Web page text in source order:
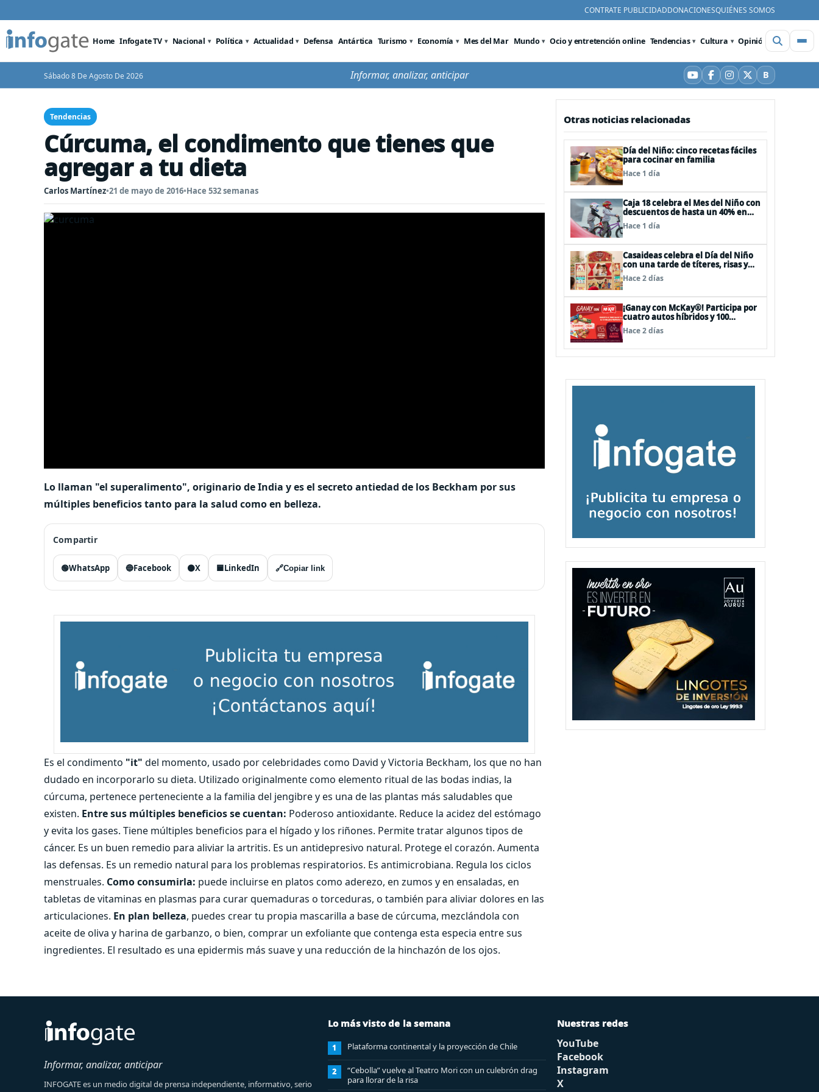
CONTRATE PUBLICIDADDONACIONESQUIÉNES SOMOS
Home Infogate TV Nacional Política Actualidad Defensa Antártica Turismo Economía Mes del Mar Mundo Ocio y entretención online Tendencias Cultura Opinión Videos
Sábado 8 De Agosto De 2026 Informar, analizar, anticipar YouTube
Facebook
Instagram
X BBluesky
Tendencias
Cúrcuma, el condimento que tienes que
agregar a tu dieta
Carlos Martínez•21 de mayo de 2016•Hace 532 semanas
Lo llaman "el superalimento", originario de India y es el secreto antiedad de los Beckham por sus
múltiples beneficios tanto para la salud como en belleza.
Compartir
🟢WhatsApp 🔵Facebook ⚫X 🟦LinkedIn 🔗Copiar link
Es el condimento "it" del momento, usado por celebridades como David y Victoria Beckham, los que no han
dudado en incorporarlo su dieta. Utilizado originalmente como elemento ritual de las bodas indias, la
cúrcuma, pertenece perteneciente a la familia del jengibre y es una de las plantas más saludables que
existen. Entre sus múltiples beneficios se cuentan: Poderoso antioxidante. Reduce la acidez del estómago
y evita los gases. Tiene múltiples beneficios para el hígado y los riñones. Permite tratar algunos tipos de
cáncer. Es un buen remedio para aliviar la artritis. Es un antidepresivo natural. Protege el corazón. Aumenta
las defensas. Es un remedio natural para los problemas respiratorios. Es antimicrobiana. Regula los ciclos
menstruales. Como consumirla: puede incluirse en platos como aderezo, en zumos y en ensaladas, en
tabletas de vitaminas en plasmas para curar quemaduras o torceduras, o también para aliviar dolores en las
articulaciones. En plan belleza, puedes crear tu propia mascarilla a base de cúrcuma, mezclándola con
aceite de oliva y harina de garbanzo, o bien, comprar un exfoliante que contenga esta especia entre sus
ingredientes. El resultado es una epidermis más suave y una reducción de la hinchazón de los ojos.
Otras noticias relacionadas
Día del Niño: cinco recetas fáciles
para cocinar en familia
Hace 1 día
Caja 18 celebra el Mes del Niño con
descuentos de hasta un 40% en
panoramas, cine, shows y
streaming
Hace 1 día
Casaideas celebra el Día del Niño
con una tarde de títeres, risas y
sorpresas en el Mall Plaza Vespucio
Hace 2 días
¡Ganay con McKay®! Participa por
cuatro autos híbridos y 100
premios de $500.000
Hace 2 días
Informar, analizar, anticipar
INFOGATE es un medio digital de prensa independiente, informativo, serio
Lo más visto de la semana
1 Plataforma continental y la proyección de Chile
2
“Cebolla” vuelve al Teatro Mori con un culebrón drag
para llorar de la risa
Nuestras redes
YouTube
Facebook
Instagram
X